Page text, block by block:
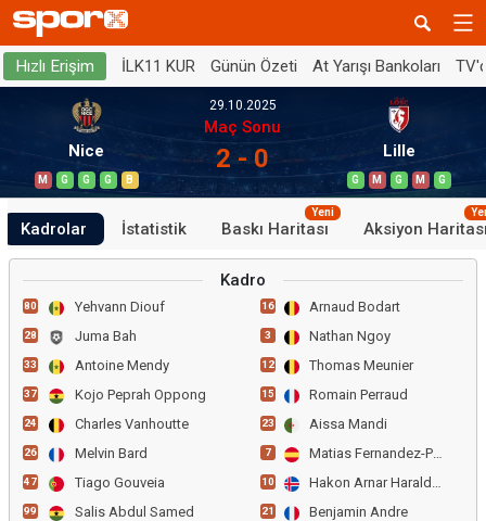
Hızlı Erişim İLK11 KUR Günün Özeti At Yarışı Bankoları
Nice
M G G G B
29.10.2025
Maç Sonu
2 - 0 Lille
G M G M G
Kadrolar İstatistik Baskı Haritası
Yeni
Aksiyon
Kadro
80 Yehvann Diouf
28 Juma Bah
33 Antoine Mendy
37 Kojo Peprah Oppong
24 Charles Vanhoutte
26 Melvin Bard
47 Tiago Gouveia
99 Salis Abdul Samed
16 Arnaud Bodart
3 Nathan Ngoy
12 Thomas Meunier
15 Romain Perraud
23 Aissa Mandi
7 Matias Fernandez-Pardo
10 Hakon Arnar Haraldsson
21 Benjamin Andre